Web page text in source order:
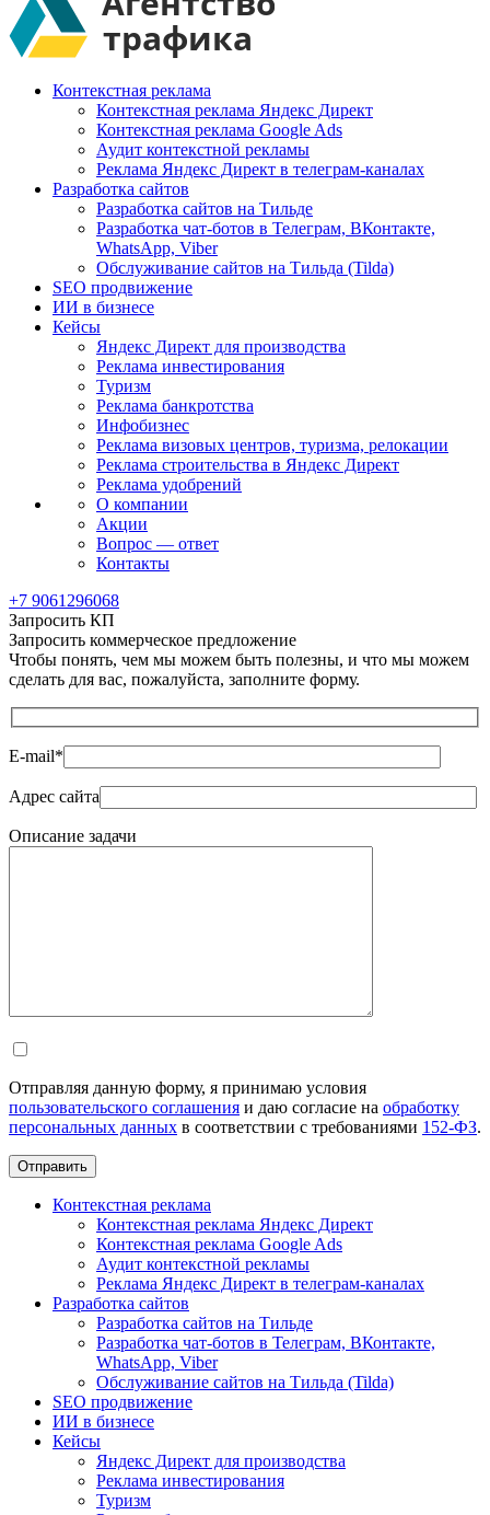
Контекстная реклама
Контекстная реклама Яндекс Директ
Контекстная реклама Google Ads
Аудит контекстной рекламы
Реклама Яндекс Директ в телеграм-каналах
Разработка сайтов
Разработка сайтов на Тильде
Разработка чат-ботов в Телеграм, ВКонтакте,
WhatsApp, Viber
Обслуживание сайтов на Тильда (Tilda)
SEO продвижение
ИИ в бизнесе
Кейсы
Яндекс Директ для производства
Реклама инвестирования
Туризм
Реклама банкротства
Инфобизнес
Реклама визовых центров, туризма, релокации
Реклама строительства в Яндекс Директ
Реклама удобрений
О компании
Акции
Вопрос — ответ
Контакты
+7 9061296068
Запросить КП
Запросить коммерческое предложение
Чтобы понять, чем мы можем быть полезны, и что мы можем
сделать для вас, пожалуйста, заполните форму.
E-mail*
Адрес сайта
Описание задачи
Отправляя данную форму, я принимаю условия
пользовательского соглашения и даю согласие на обработку
персональных данных в соответствии с требованиями 152-ФЗ.
Отправить
Контекстная реклама
Контекстная реклама Яндекс Директ
Контекстная реклама Google Ads
Аудит контекстной рекламы
Реклама Яндекс Директ в телеграм-каналах
Разработка сайтов
Разработка сайтов на Тильде
Разработка чат-ботов в Телеграм, ВКонтакте,
WhatsApp, Viber
Обслуживание сайтов на Тильда (Tilda)
SEO продвижение
ИИ в бизнесе
Кейсы
Яндекс Директ для производства
Реклама инвестирования
Туризм